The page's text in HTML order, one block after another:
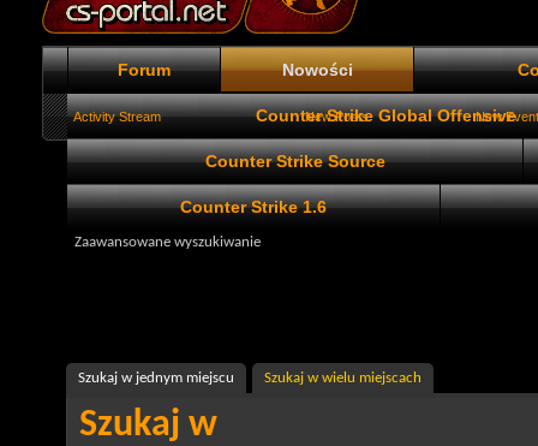
Forum Nowości
Activity Stream New Posts New
Counter Strike Global Offensive
Counter Strike Source
Counter Strike 1.6
Zaawansowane wyszukiwanie
Szukaj w jednym miejscu Szukaj w wielu miejscach
Szukaj w